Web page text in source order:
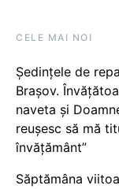
CELE MAI NOI
Ședințele de
Brașov.
naveta și
reușesc să mă
învățământ”
Săptămâna